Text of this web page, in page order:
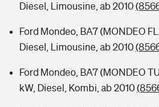
Diesel, Limousine, ab 2010
Ford Mondeo, BA7 (MONDEO
Diesel, Limousine, ab 2010
Ford Mondeo, BA7 (MONDEO
kW, Diesel, Kombi, ab 2010